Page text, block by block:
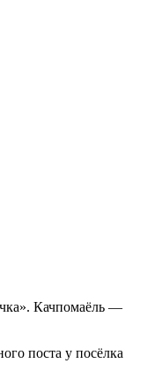
Качпомаёль —
поста у посёлка